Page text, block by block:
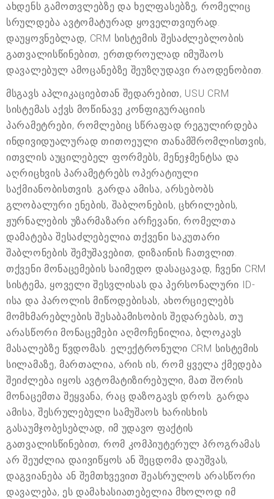
ახდენს გამოთვლებზე და ხელფასებზე, რომელიც
სრულდება ავტომატურად ყოველთვიურად.
დაუყოვნებლად, CRM სისტემის შესაძლებლობის
გათვალისწინებით, ერთდროულად იმუშაოს
დავალებულ ამოცანებზე შეუზღუდავი რაოდენობით.
მსგავს აპლიკაციებთან შედარებით, USU CRM
სისტემას აქვს მოწინავე კონფიგურაციის
პარამეტრები, რომლებიც სწრაფად რეგულირდება
ინდივიდუალურად თითოეული თანამშრომლისთვის,
ითვლის აუცილებელ ფორმებს, მენეჯმენტსა და
აღრიცხვის პარამეტრებს ოპერატიული
საქმიანობისთვის. გარდა ამისა, არსებობს
გლობალური ენების, შაბლონების, ცხრილების,
ჟურნალების უზარმაზარი არჩევანი, რომელთა
დამატება შესაძლებელია თქვენი საკუთარი
შაბლონების შემუშავებით, დიზაინის ჩათვლით.
თქვენი მონაცემების საიმედო დასაცავად, ჩვენი CRM
სისტემა, ყოველი შესვლისას და პერსონალური ID-
ისა და პაროლის მიწოდებისას, ახორციელებს
მომხმარებლების შესაბამისობის შედარებას, თუ
არასწორი მონაცემები აღმოჩენილია, ბლოკავს
მასალებზე წვდომას. ელექტრონული CRM სისტემის
სილამაზე, მართალია, არის ის, რომ ყველა ქმედება
შეიძლება იყოს ავტომატიზირებული, მათ შორის
მონაცემთა შეყვანა, რაც დაზოგავს დროს. გარდა
ამისა, შესრულებული სამუშაოს ხარისხის
გასაუმჯობესებლად, იმ უდავო ფაქტის
გათვალისწინებით, რომ კომპიუტერულ პროგრამას
არ შეუძლია დაივიწყოს ან შეცდომა დაუშვას,
დაგვიანება ან შემთხვევით შეასრულოს არასწორი
დავალება, ეს დამახასიათებელია მხოლოდ იმ